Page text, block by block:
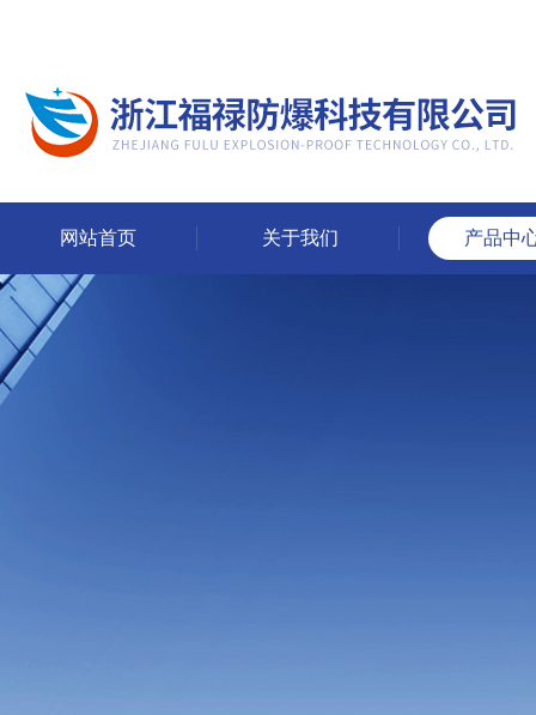
网站首页 关于我们 产品中